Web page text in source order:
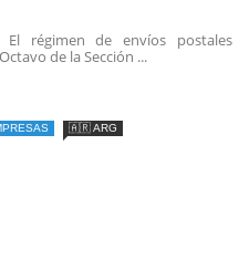
régimen de envíos postales
de la Sección ...
🇦🇷 ARG